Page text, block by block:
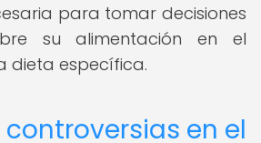
para tomar decisiones
su alimentación en el
dieta específica.
en el